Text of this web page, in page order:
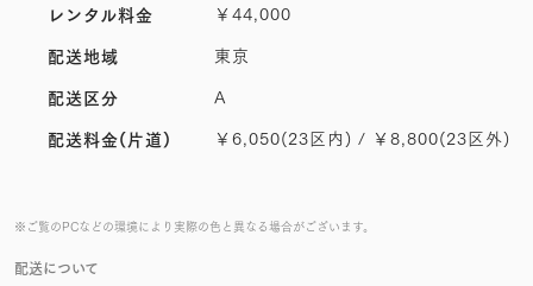
※ご覧のPCなどの環境により実際の色と異なる場合がございます。
配送について
レンタル料金 ￥44,000
配送地域 東京
配送区分 A
配送料金(片道) ￥6,050(23区内) / ￥8,800(23区外)